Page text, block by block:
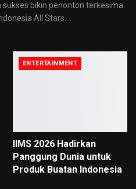
sukses bikin penonton terkesima
All Stars.…
ENTERTAINMENT
IIMS 2026 Hadirkan
Panggung Dunia untuk
Produk Buatan Indonesia